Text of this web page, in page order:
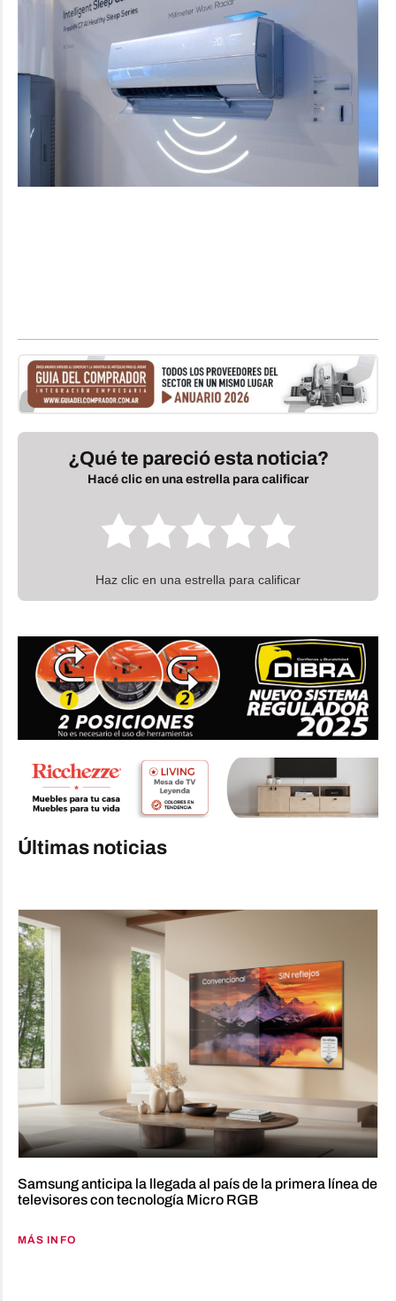
¿Qué te pareció esta noticia?
Hacé clic en una estrella para calificar
Haz clic en una estrella para calificar
Últimas noticias
Samsung anticipa la llegada al país de la primera línea de
televisores con tecnología Micro RGB
MÁS INFO